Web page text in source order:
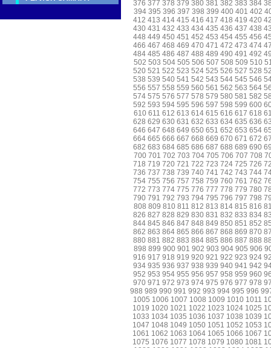
376 377 378 379 380 381 382 383 384
394 395 396 397 398 399 400 401 402
412 413 414 415 416 417 418 419 420
430 431 432 433 434 435 436 437 438
448 449 450 451 452 453 454 455 456
466 467 468 469 470 471 472 473 474
484 485 486 487 488 489 490 491 492
502 503 504 505 506 507 508 509 510
520 521 522 523 524 525 526 527 528
538 539 540 541 542 543 544 545 546
556 557 558 559 560 561 562 563 564
574 575 576 577 578 579 580 581 582
592 593 594 595 596 597 598 599 600
610 611 612 613 614 615 616 617 618
628 629 630 631 632 633 634 635 636
646 647 648 649 650 651 652 653 654
664 665 666 667 668 669 670 671 672
682 683 684 685 686 687 688 689 690
700 701 702 703 704 705 706 707 708
718 719 720 721 722 723 724 725 726
736 737 738 739 740 741 742 743 744
754 755 756 757 758 759 760 761 762
772 773 774 775 776 777 778 779 780
790 791 792 793 794 795 796 797 798
808 809 810 811 812 813 814 815 816
826 827 828 829 830 831 832 833 834
844 845 846 847 848 849 850 851 852
862 863 864 865 866 867 868 869 870
880 881 882 883 884 885 886 887 888
898 899 900 901 902 903 904 905 906
916 917 918 919 920 921 922 923 924
934 935 936 937 938 939 940 941 942
952 953 954 955 956 957 958 959 960
970 971 972 973 974 975 976 977 978
988 989 990 991 992 993 994 995 996
1005 1006 1007 1008 1009 1010 1011
1019 1020 1021 1022 1023 1024 1025
1033 1034 1035 1036 1037 1038 1039
1047 1048 1049 1050 1051 1052 1053
1061 1062 1063 1064 1065 1066 1067
1075 1076 1077 1078 1079 1080 1081